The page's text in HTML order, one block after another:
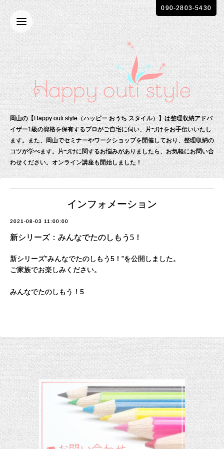
岡山の【Happy outi style（ハッピー おうち スタイル）】は整理収納アドバ
イザー1級の資格を保有するプロがご自宅に伺い、片づけをお手伝いいたし
ます。 また、岡山でセミナーやワークショップを開催しており、整理収納の
コツが学べます。 片づけに関するお悩みがありましたら、お気軽にお問い合
わせください。 オンライン講座も開始しました！
090-2803-5430
インフォメーション
2021-08-03 11:00:00
新シリーズ：みんなでたのしもう5！
新シリーズ”みんなでたのしもう5！”を公開しました。
ご家族でお楽しみください。
みんなでたのしもう！5